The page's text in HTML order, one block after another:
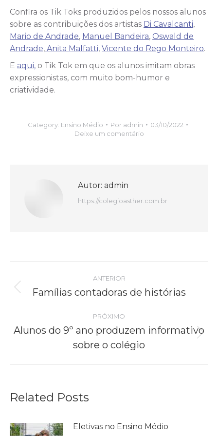
Confira os Tik Toks produzidos pelos nossos alunos
sobre as contribuições dos artistas Di Cavalcanti,
Mario de Andrade, Manuel Bandeira, Oswald de
Andrade, Anita Malfatti, Vicente do Rego Monteiro.
E aqui, o Tik Tok em que os alunos imitam obras
expressionistas, com muito bom-humor e
criatividade.
Category: Ensino Médio Por admin
03/10/2022
Deixe um comentário
Autor: admin
https://colegioasther.com.br
Navegação
de
ANTERIOR
Post
Famílias contadoras de histórias
PRÓXIMO
post:
Alunos do 9º ano produzem informativo
sobre o colégio
Related Posts
Eletivas no Ensino Médio